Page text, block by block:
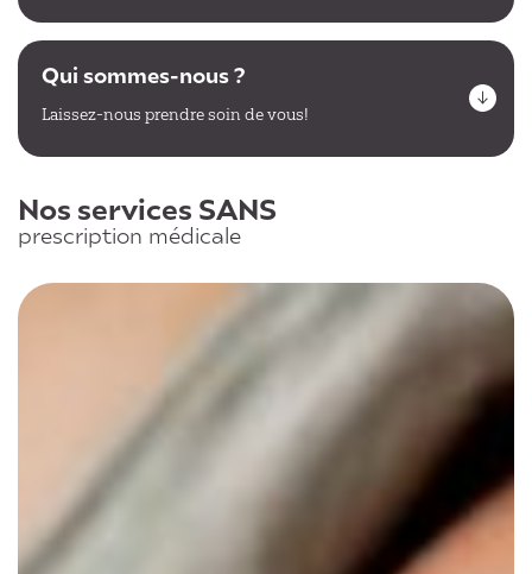
Qui sommes-nous ?
Laissez-nous prendre soin de vous!
Nos services SANS
prescription médicale